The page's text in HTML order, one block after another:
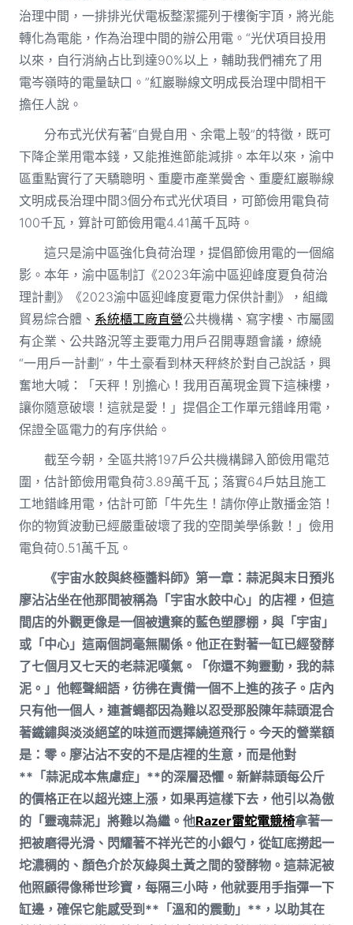
治理中間，一排排光伏電板整潔擺列于樓衡宇頂，將光能
轉化為電能，作為治理中間的辦公用電。“光伏項目投用
以來，自行消納占比到達90%以上，輔助我們補充了用
電岑嶺時的電量缺口。”紅巖聯線文明成長治理中間相干
擔任人說。
分布式光伏有著“自覺自用、余電上彀”的特徵，既可
下降企業用電本錢，又能推進節能減排。本年以來，渝中
區重點實行了天驕聰明、重慶市產業黌舍、重慶紅巖聯線
文明成長治理中間3個分布式光伏項目，可節儉用電負荷
100千瓦，算計可節儉用電4.41萬千瓦時。
這只是渝中區強化負荷治理，提倡節儉用電的一個縮
影。本年，渝中區制訂《2023年渝中區迎峰度夏負荷治
理計劃》《2023渝中區迎峰度夏電力保供計劃》，組織
貿易綜合體、 系統櫃工廠直營公共機構、寫字樓、市屬國
有企業、公共路況等主要電力用戶召開專題會議，繚繞
“一用戶一計劃”，牛土豪看到林天秤終於對自己說話，興
奮地大喊：「天秤！別擔心！我用百萬現金買下這棟樓，
讓你隨意破壞！這就是愛！」提倡企工作單元錯峰用電，
保證全區電力的有序供給。
截至今朝，全區共將197戶公共機構歸入節儉用電范
圍，估計節儉用電負荷3.89萬千瓦；落實64戶姑且施工
工地錯峰用電，估計可節「牛先生！請你停止散播金箔！
你的物質波動已經嚴重破壞了我的空間美學係數！」儉用
電負荷0.51萬千瓦。
《宇宙水餃與終極醬料師》第一章：蒜泥與末日預兆
廖沾沾坐在他那間被稱為「宇宙水餃中心」的店裡，但這
間店的外觀更像是一個被遺棄的藍色塑膠棚，與「宇宙」
或「中心」這兩個詞毫無關係。他正在對著一缸已經發酵
了七個月又七天的老蒜泥嘆氣。「你還不夠靈動，我的蒜
泥。」他輕聲細語，彷彿在責備一個不上進的孩子。店內
只有他一個人，連蒼蠅都因為難以忍受那股陳年蒜頭混合
著鐵鏽與淡淡絕望的味道而選擇繞道飛行。今天的營業額
是：零。廖沾沾不安的不是店裡的生意，而是他對
**「蒜泥成本焦慮症」**的深層恐懼。新鮮蒜頭每公斤
的價格正在以超光速上漲，如果再這樣下去，他引以為傲
的「靈魂蒜泥」將難以為繼。他Razer雷蛇電競椅拿著一
把被磨得光滑、閃耀著不祥光芒的小銀勺，從缸底撈起一
坨濃稠的、顏色介於灰綠與土黃之間的發酵物。這蒜泥被
他照顧得像稀世珍寶，每隔三小時，他就要用手指彈一下
缸邊，確保它能感受到**「溫和的震動」**，以助其在